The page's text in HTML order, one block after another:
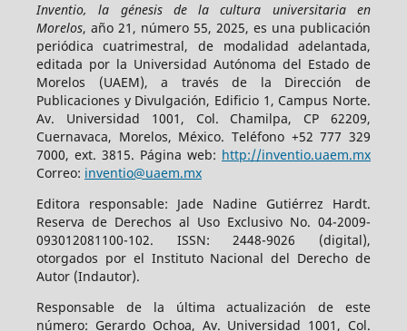
Inventio, la génesis de la cultura universitaria en
Morelos, año 21, número 55, 2025, es una publicación
periódica cuatrimestral, de modalidad adelantada,
editada por la Universidad Autónoma del Estado de
Morelos (UAEM), a través de la Dirección de
Publicaciones y Divulgación, Edificio 1, Campus Norte.
Av. Universidad 1001, Col. Chamilpa, CP 62209,
Cuernavaca, Morelos, México. Teléfono +52 777 329
7000, ext. 3815. Página web: http://inventio.uaem.mx
Correo: inventio@uaem.mx
Editora responsable: Jade Nadine Gutiérrez Hardt.
Reserva de Derechos al Uso Exclusivo No. 04-2009-
093012081100-102. ISSN: 2448-9026 (digital),
otorgados por el Instituto Nacional del Derecho de
Autor (Indautor).
Responsable de la última actualización de este
número: Gerardo Ochoa, Av. Universidad 1001, Col.